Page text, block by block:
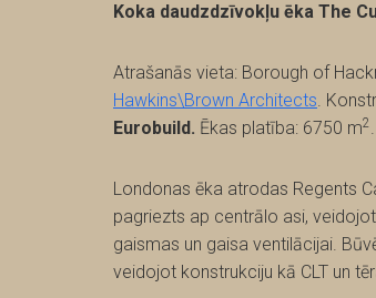
Koka daudzdzīvokļu ēka The
Atrašanās vieta: Borough of
Hawkins\Brown Architects.
Eurobuild. Ēkas platība: 6750 m2
Londonas ēka atrodas Regents
pagriezts ap centrālo asi,
gaismas un gaisa ventilācijai.
veidojot konstrukciju kā CLT un